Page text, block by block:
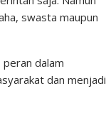
swasta maupun
peran dalam
dan menjadi